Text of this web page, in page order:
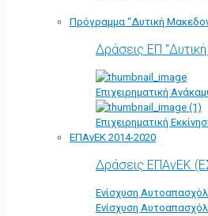
Πρόγραμμα “Δυτική
Δράσεις ΕΠ
Επιχειρηματική
Επιχειρηματική
ΕΠΑνΕΚ 2014-2020
Δράσεις ΕΠΑνΕΚ
Ενίσχυση
Ενίσχυση